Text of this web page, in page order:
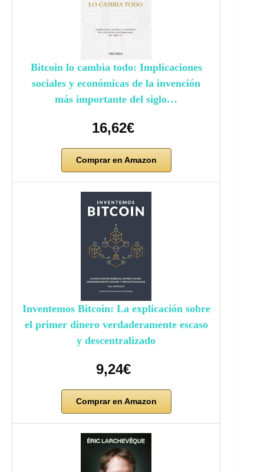
Bitcoin lo cambia todo: Implicaciones
sociales y económicas de la invención
más importante del siglo…
16,62€
Comprar en Amazon
Inventemos Bitcoin: La explicación sobre
el primer dinero verdaderamente escaso
y descentralizado
9,24€
Comprar en Amazon